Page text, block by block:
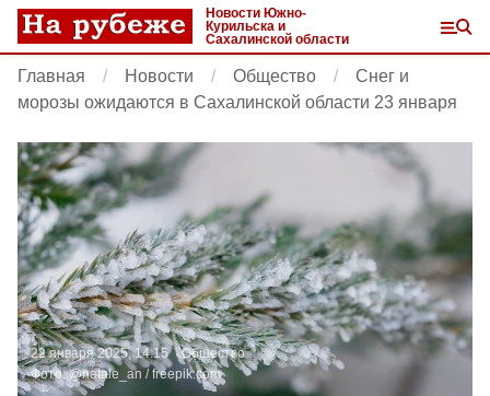
Новости Южно-
Курильска и
Сахалинской области
Главная Новости Общество
Снег и
морозы ожидаются в Сахалинской области 23 января
22 января 2025, 14:15
Общество
Фото:@natale_an /freepik.com